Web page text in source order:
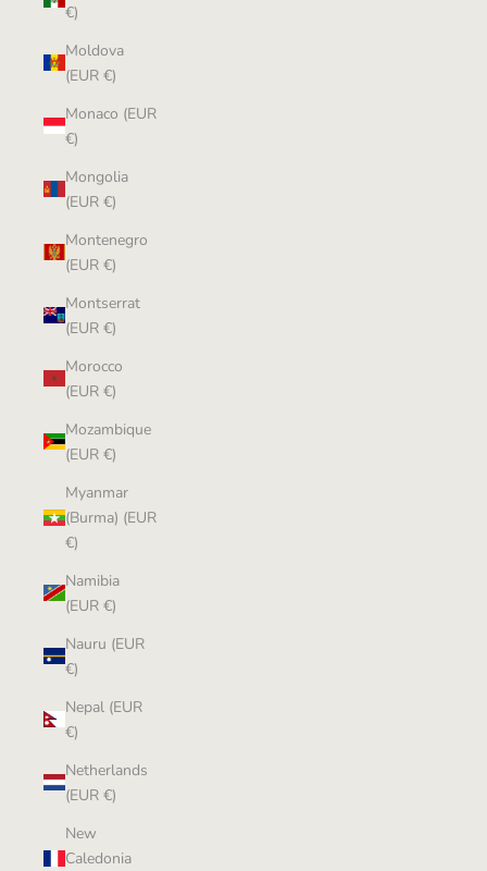
€)
Moldova
(EUR €)
Monaco (EUR
€)
Mongolia
(EUR €)
Montenegro
(EUR €)
Montserrat
(EUR €)
Morocco
(EUR €)
Mozambique
(EUR €)
Myanmar
(Burma) (EUR
€)
Namibia
(EUR €)
Nauru (EUR
€)
Nepal (EUR
€)
Netherlands
(EUR €)
New
Caledonia